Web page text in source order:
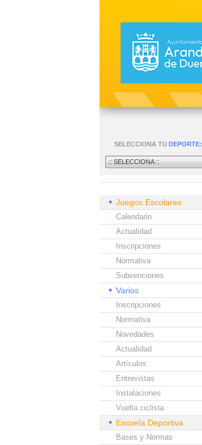
SELECCIONA TU DEPORTE:
:: SELECCIONA ::
Juegos Escolares
Calendario
Actualidad
Inscripciones
Normativa
Subvenciones
Varios
Inscripciones
Normativa
Novedades
Actualidad
Artículos
Entrevistas
Instalaciones
Vuelta ciclista
Escuela Deportiva
Bases y Normas